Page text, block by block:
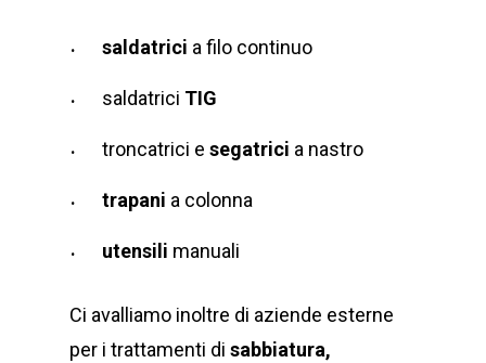
saldatrici a filo continuo
saldatrici TIG
troncatrici e segatrici a nastro
trapani a colonna
utensili manuali
Ci avalliamo inoltre di aziende esterne
per i trattamenti di sabbiatura,